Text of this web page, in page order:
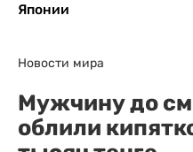
Японии
Новости мира
Мужчину до
облили